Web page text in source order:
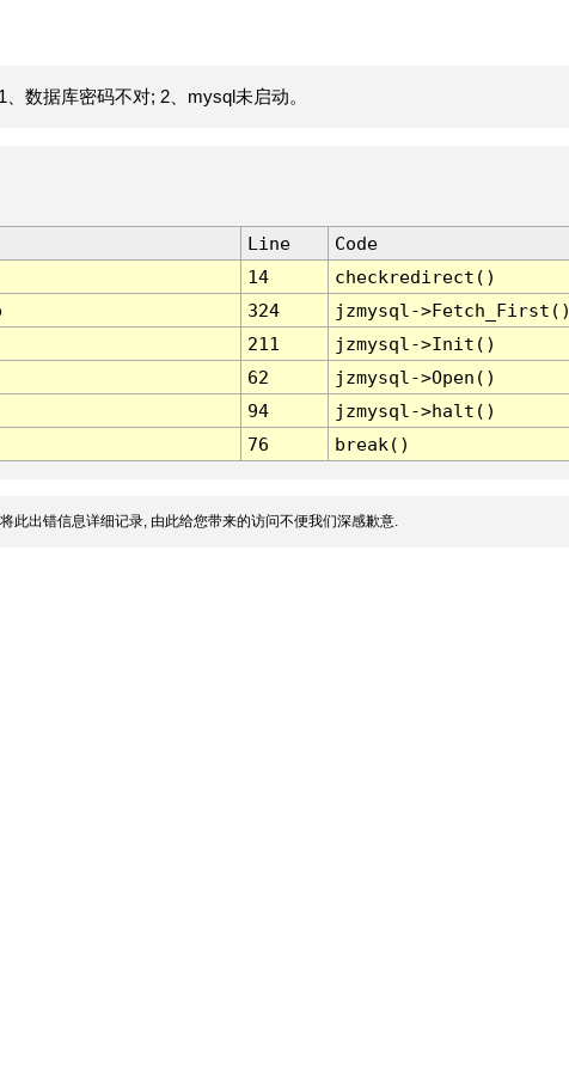
数据库密码不对; 2、mysql未启动。
Line
Code
14
checkredirect()
324
jzmysql-
211
jzmysql->Init()
62
jzmysql->Open()
94
jzmysql->halt()
76 break()
此出错信息详细记录, 由此给您带来的访问不便我们深感歉意.